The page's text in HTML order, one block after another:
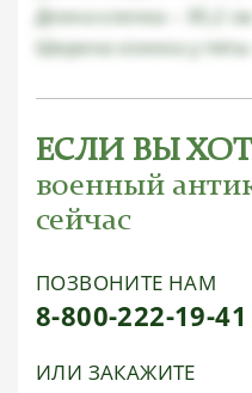
Длина клинка – 30,2 см.
Ширина клинка у пяты
ЕСЛИ ВЫ
военный
сейчас
ПОЗВОНИТЕ НАМ
8-800-222-19-41
ИЛИ ЗАКАЖИТЕ